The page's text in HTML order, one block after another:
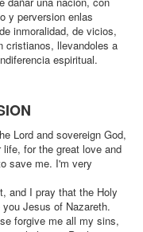
y perversion enlas
inmoralidad, de vicios,
cristianos, llevandoles a
espiritual.
Lord and sovereign God,
for the great love and
save me. I'm very
and I pray that the Holy
Jesus of Nazareth.
forgive me all my sins,